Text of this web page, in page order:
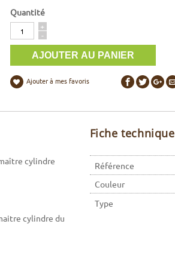
Quantité
Quantité
+
-
Ajouter à mes favoris
cylindre
cylindre du
Fiche technique
Référence
Couleur
Type